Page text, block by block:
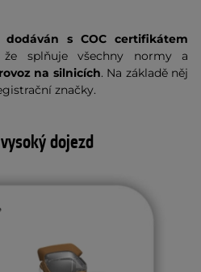
dodáván s COC certifikátem
splňuje všechny normy a
na silnicích. Na základě něj
značky.
dojezd